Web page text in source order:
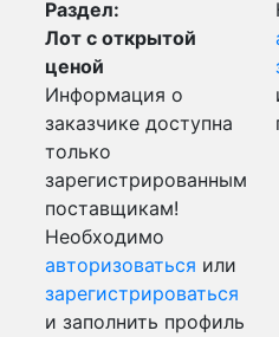
Раздел:
Лот с открытой
ценой
Информация о
заказчике доступна
только
зарегистрированным
поставщикам!
Необходимо
авторизоваться или
зарегистрироваться
и заполнить профиль